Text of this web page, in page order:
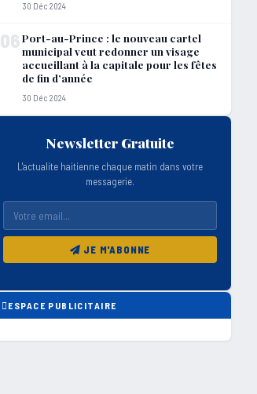
30 Déc 2024
06Port-au-Prince : le nouveau cartel
municipal veut redonner un visage
accueillant à la capitale pour les fêtes
de fin d’année
30 Déc 2024
Newsletter Gratuite
L'actualite haitienne chaque matin dans votre
messagerie.
JE M'ABONNE
ESPACE PUBLICITAIRE